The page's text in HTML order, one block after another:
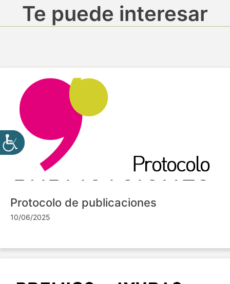
Te puede interesar
Protocolo de publicaciones
10/06/2025